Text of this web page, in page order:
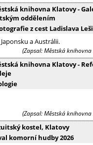
knihovna Klatovy -
oddělením
z cest Ladislava
a Austrálii.
(Zapsal: Městská
knihovna Klatovy -
(Zapsal: Městská
kostel, Klatovy
komorní hudby 2026